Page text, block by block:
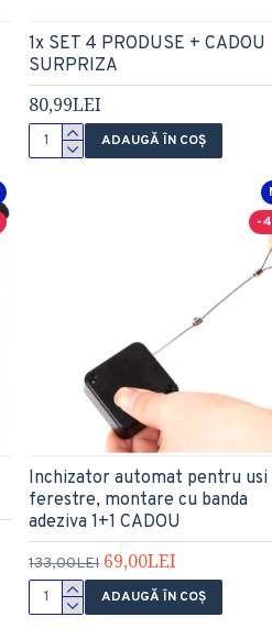
1x SET 4 PRODUSE + CADOU
SURPRIZA
80,99LEI
ADAUGĂ ÎN COŞ
-
Inchizator automat pentru usi
ferestre, montare cu banda
adeziva 1+1 CADOU
133,00LEI 69,00LEI
ADAUGĂ ÎN COŞ